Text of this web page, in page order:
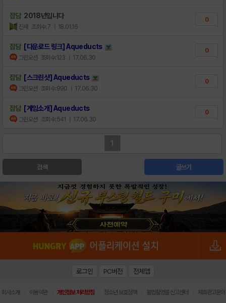
잡담 2018년입니다
진섀 조회수:7 | 18.01.16
0
잡담 [다운로드 링크] Aqueducts
그린오션 조회수:123 | 17.06.30
0
잡담 [스크린샷] Aqueducts
그린오션 조회수:990 | 17.06.30
0
잡담 [게임소개] Aqueducts
그린오션 조회수:541 | 17.06.30
0
1
검색 글쓰기
로그인 PC버전 전체앱
회사소개 이용약관 개인정보 처리방침 청소년 보호정책 불법촬영물 신고센터 제휴광고문의